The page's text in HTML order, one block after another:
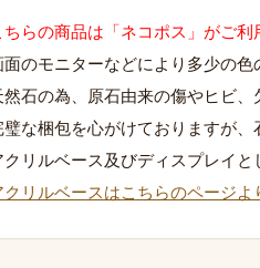
らの商品は「ネコポス」がご利
のモニターなどにより多少の色
石の為、原石由来の傷やヒビ、
な梱包を心がけておりますが、
リルベース及びディスプレイと
クリルベースはこちらのページよ